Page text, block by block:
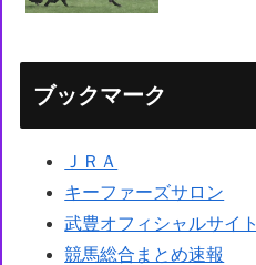
ブックマーク
ＪＲＡ
キーファーズサロン
武豊オフィシャルサイト
競馬総合まとめ速報